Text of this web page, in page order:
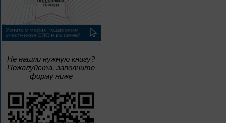
Не нашли нужную книгу?
Пожалуйста, заполните
форму ниже